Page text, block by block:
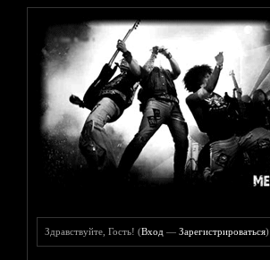
Здравствуйте, Гость! (Вход —Зарегистрироваться)